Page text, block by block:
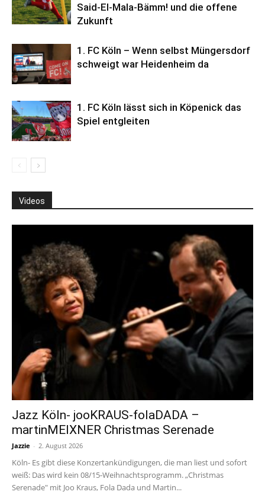
Said-El-Mala-Bämm! und die offene
Zukunft
1. FC Köln – Wenn selbst Müngersdorf
schweigt war Heidenheim da
1. FC Köln lässt sich in Köpenick das
Spiel entgleiten
Videos
Jazz Köln- jooKRAUS-folaDADA –
martinMEIXNER Christmas Serenade
Jazzie - 2. August 2026
Köln- Es gibt diese Konzertankündigungen, die man liest und sofort
weiß: Das wird kein 08/15-Weihnachtsprogramm. „Christmas
Serenade" mit Joo Kraus, Fola Dada und Martin...